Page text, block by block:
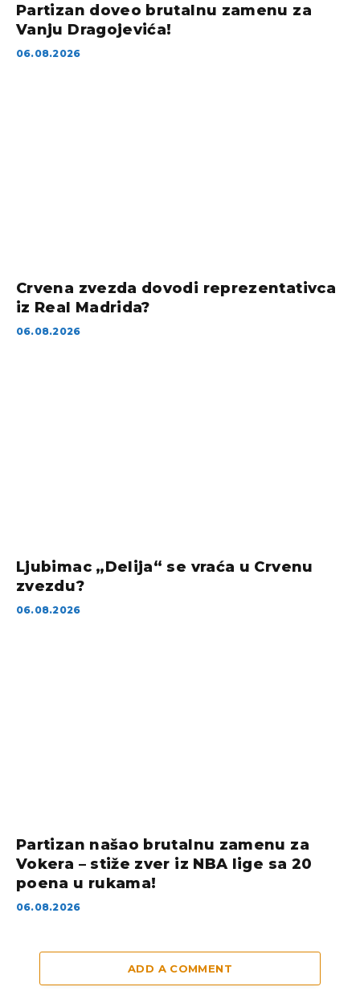
Partizan doveo brutalnu zamenu za
Vanju Dragojevića!
06.08.2026
Crvena zvezda dovodi reprezentativca
iz Real Madrida?
06.08.2026
Ljubimac „Delija“ se vraća u Crvenu
zvezdu?
06.08.2026
Partizan našao brutalnu zamenu za
Vokera – stiže zver iz NBA lige sa 20
poena u rukama!
06.08.2026
ADD A COMMENT